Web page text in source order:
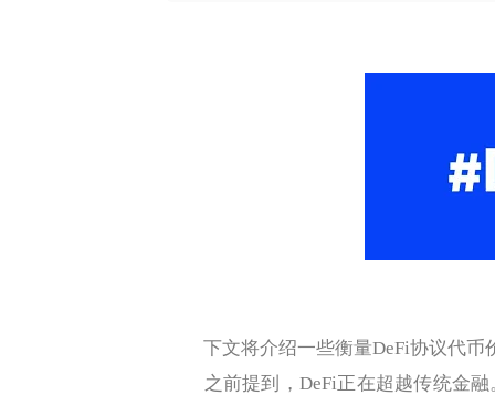
下文将介绍一些衡量DeFi协议代币
之前提到，DeFi正在超越传统金融